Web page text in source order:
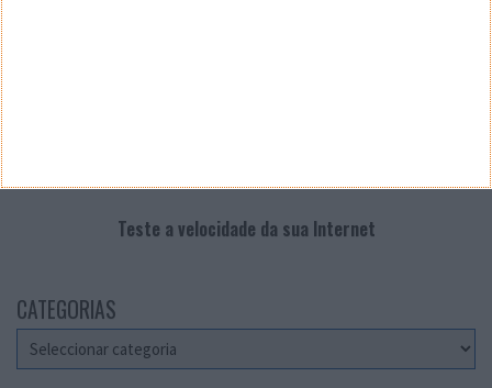
Teste a velocidade da sua Internet
CATEGORIAS
Categorias